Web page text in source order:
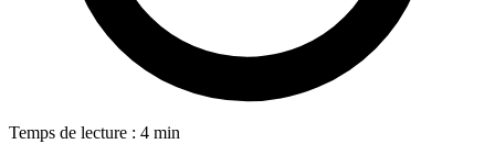
Temps de lecture : 4 min